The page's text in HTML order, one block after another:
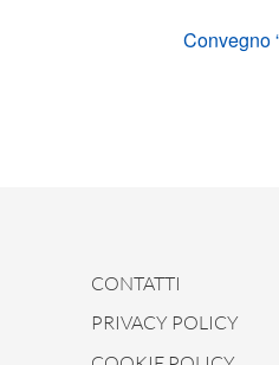
Convegno
CONTATTI
PRIVACY POLICY